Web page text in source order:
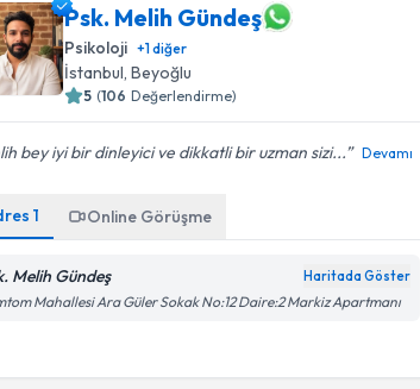
Psk. Melih Gündeş
Psikoloji +1diğer
İstanbul, Beyoğlu
5 (106 Değerlendirme)
bey iyi bir dinleyici ve dikkatli bir uzman sizi... Devamı
1 Online Görüşme
Melih Gündeş Haritada Göster
Mahallesi Ara Güler Sokak No:12 Daire:2 Markiz Apartmanı